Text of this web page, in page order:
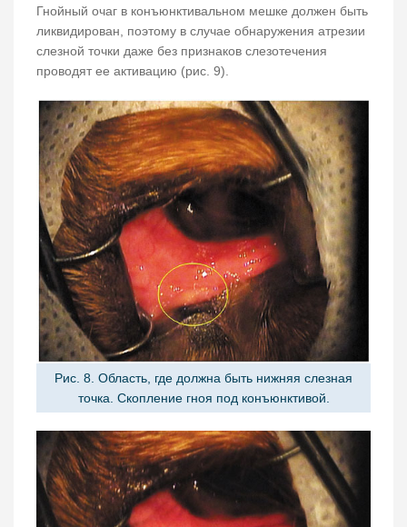
Гнойный очаг в конъюнктивальном мешке должен быть
ликвидирован, поэтому в случае обнаружения атрезии
слезной точки даже без признаков слезотечения
проводят ее активацию (рис. 9).
Рис. 8. Область, где должна быть нижняя слезная
точка. Скопление гноя под конъюнктивой.